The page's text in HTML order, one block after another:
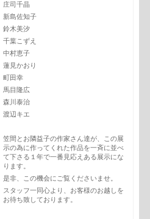
庄司千晶
新島佐知子
鈴木美汐
千葉こずえ
中村恵子
蓮見かおり
町田幸
馬目隆広
森川泰治
渡辺キエ
笠間とお隣益子の作家さん達が、この展
示の為に作ってくれた作品を一斉に並べ
て下さる１年で一番見応えある展示にな
ります。
是非、この機会にご覧くださいませ。
スタッフ一同心より、お客様のお越しを
お待ち致しております。